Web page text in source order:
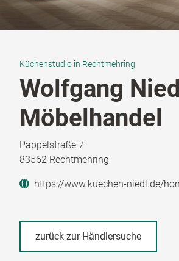
Küchenstudio in Rechtmehring
Wolfgang
Möbelhandel
Pappelstraße 7
83562 Rechtmehring
https://www.kuechen-niedl.de/
zurück zur Händlersuche